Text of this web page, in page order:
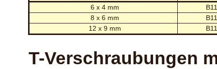
6 x 4 mm
8 x 6 mm
12 x 9 mm
T-Verschraubungen